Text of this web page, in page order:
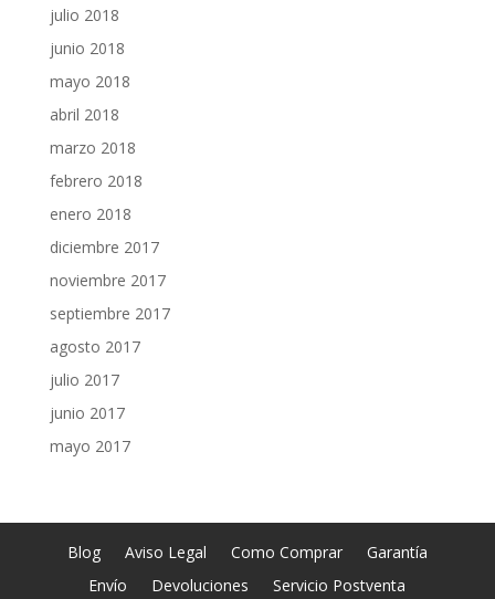
julio 2018
junio 2018
mayo 2018
abril 2018
marzo 2018
febrero 2018
enero 2018
diciembre 2017
noviembre 2017
septiembre 2017
agosto 2017
julio 2017
junio 2017
mayo 2017
Blog Aviso Legal Como Comprar
Garantía
Envío
Devoluciones Servicio Postventa